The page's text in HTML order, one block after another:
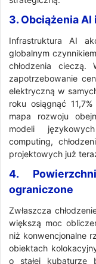
3. Obciążenia AI
Infrastruktura AI
globalnym
chłodzenia cieczą.
zapotrzebowanie
elektryczną w
roku osiągnąć
mapa rozwoju
modeli
computing,
projektowych już
4.
ograniczone
Zwłaszcza
większą moc
niż konwencjonalne
obiektach
o stałej kubaturze